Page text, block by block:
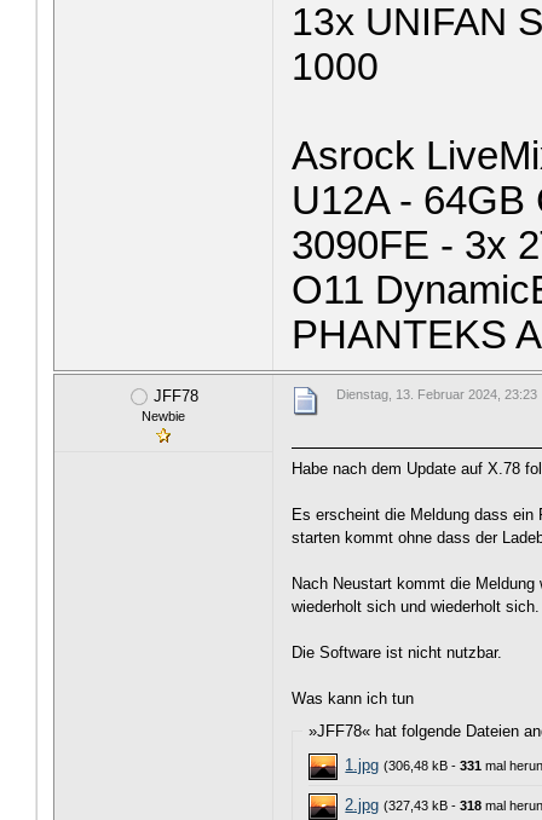
13x UNIFAN
1000
Asrock
U12A - 64GB
3090FE - 3x
O11
PHANTEKS
JFF78
Newbie
Dienstag, 13. Februar 2024, 23:23
Habe nach dem Update auf X.78
Es erscheint die Meldung dass
starten kommt ohne dass der
Nach Neustart kommt die
wiederholt sich und wiederholt sich.
Die Software ist nicht nutzbar.
Was kann ich tun
»JFF78« hat folgende Dateien
1.jpg (306,48 kB -331 mal
2.jpg (327,43 kB -318 mal